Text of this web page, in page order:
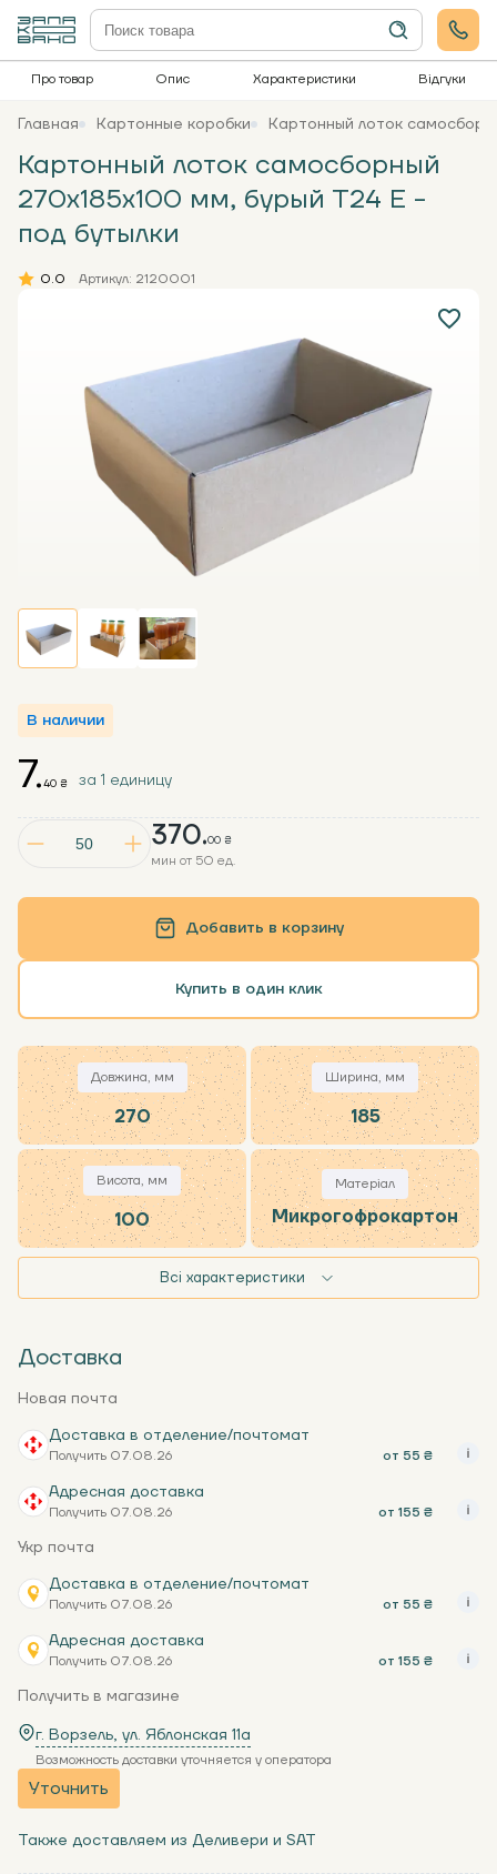
Про товар Опис Характеристики Відгуки
Главная Картонные коробки Картонный лоток
Картонный лоток самосборный
270х185х100 мм, бурый Т24 Е -
под бутылки
0.0 Артикул: 2120001
В наличии
370.00 ₴
мин от 50 ед.
7.40 ₴ за 1 единицу
Добавить в корзину
Купить в один клик
Довжина, мм
270
Ширина, мм
185
Висота, мм
100
Матеріал
Микрогофрокартон
Всі характеристики
Доставка
Новая почта
Доставка в отделение/почтомат
Получить 07.08.26 от 55 ₴
Адресная доставка
Получить 07.08.26 от 155 ₴
Укр почта
Доставка в отделение/почтомат
Получить 07.08.26 от 55 ₴
Адресная доставка
Получить 07.08.26 от 155 ₴
Получить в магазине
г. Ворзель, ул. Яблонская 11a
Возможность доставки уточняется у оператора
Уточнить
Также доставляем из Деливери и SAT